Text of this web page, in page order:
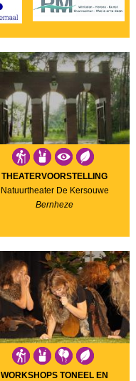
THEATERVOORSTELLING
Natuurtheater De Kersouwe
Bernheze
WORKSHOPS TONEEL EN